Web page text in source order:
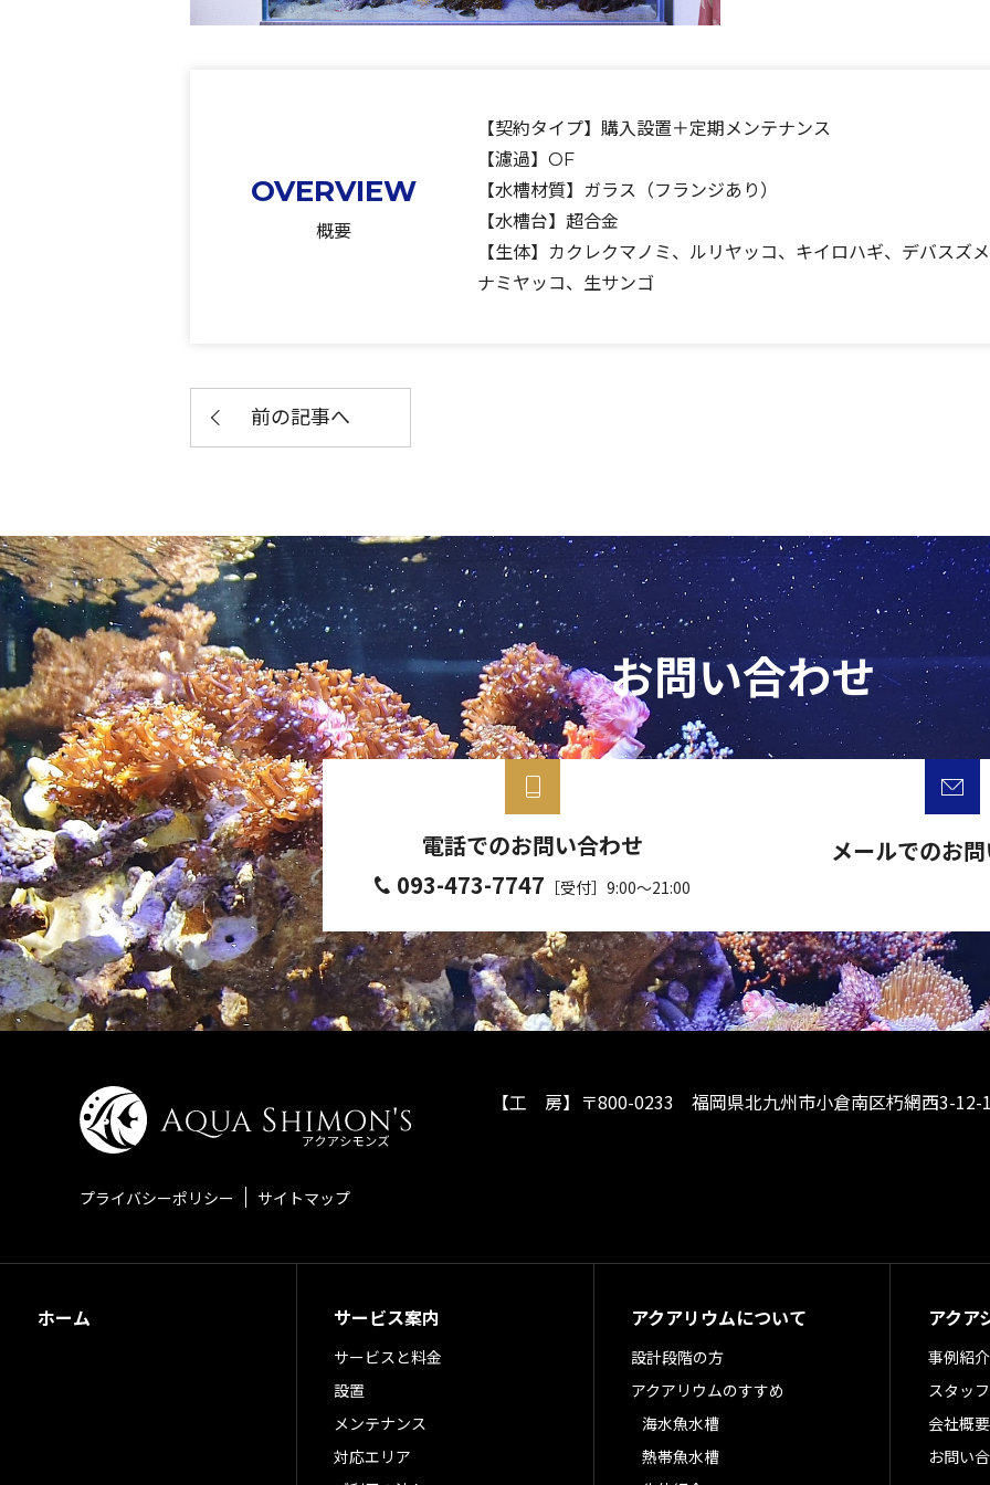
OVERVIEW
概要
【契約タイプ】購入設置＋定期メンテナンス
【濾過】OF
【水槽材質】ガラス（フランジあり）
【水槽台】超合金
【生体】カクレクマノミ、ルリヤッコ、キイロハギ、デバスズ
ナミヤッコ、生サンゴ
前の記事へ
お問い合わせ
電話でのお問い合わせ
093-473-7747 ［受付］9:00～21:00
メールでのお
プライバシーポリシー サイトマップ
【工 房】 〒800-0233 福岡県北九州市小倉南区朽網西3-12-
ホーム サービス案内
サービスと料金
設置
メンテナンス
対応エリア
アクアリウムについて
設計段階の方
アクアリウムのすすめ
海水魚水槽
熱帯魚水槽
アクア
事例紹介
スタッ
会社概要
お問い